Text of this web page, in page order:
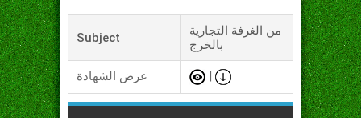
Subject
من الغرفة التجارية
بالخرج
عرض الشهادة